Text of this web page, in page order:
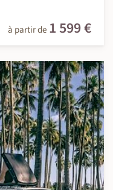
à partir de 1 599 €